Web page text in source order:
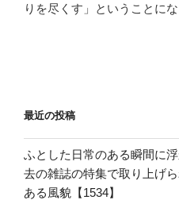
りを尽くす」ということに
最近の投稿
ふとした日常のある瞬間に
去の雑誌の特集で取り上げ
ある風貌【1534】